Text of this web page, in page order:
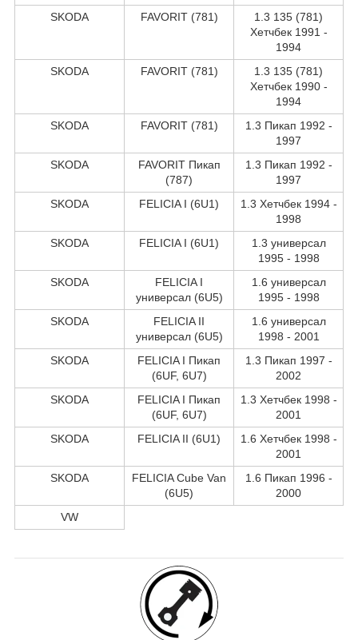
SKODA
FAVORIT (781)
1.3 135 (781)
Хетчбек 1991 -
1994
SKODA
FAVORIT (781)
1.3 135 (781)
Хетчбек 1990 -
1994
SKODA
FAVORIT (781)
1.3 Пикап 1992 -
1997
SKODA
FAVORIT Пикап
(787)
1.3 Пикап 1992 -
1997
SKODA
FELICIA I (6U1)
1.3 Хетчбек 1994 -
1998
SKODA
FELICIA I (6U1)
1.3 универсал
1995 - 1998
SKODA
FELICIA I
универсал (6U5)
1.6 универсал
1995 - 1998
SKODA
FELICIA II
универсал (6U5)
1.6 универсал
1998 - 2001
SKODA
FELICIA I Пикап
(6UF, 6U7)
1.3 Пикап 1997 -
2002
SKODA
FELICIA I Пикап
(6UF, 6U7)
1.3 Хетчбек 1998 -
2001
SKODA
FELICIA II (6U1)
1.6 Хетчбек 1998 -
2001
SKODA
FELICIA Cube Van
(6U5)
1.6 Пикап 1996 -
2000
VW